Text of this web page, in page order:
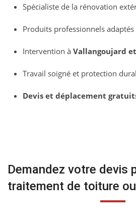
Spécialiste de la rénovation
Produits professionnels
Intervention à Vallangoujard
Travail soigné et protection
Devis et déplacement
Demandez votre devis
traitement de toiture